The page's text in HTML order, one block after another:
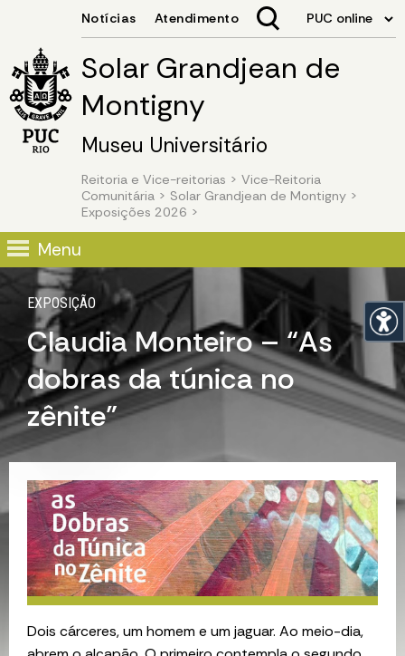
Solar Grandjean de
Montigny
Museu Universitário
Reitoria e Vice-reitorias > Vice-Reitoria
Comunitária > Solar Grandjean de Montigny >
Exposições 2026 >
Menu
Image 01
Claudia Monteiro – “As
dobras da túnica no
zênite”
EXPOSIÇÃO
Dois cárceres, um homem e um jaguar. Ao meio-dia,